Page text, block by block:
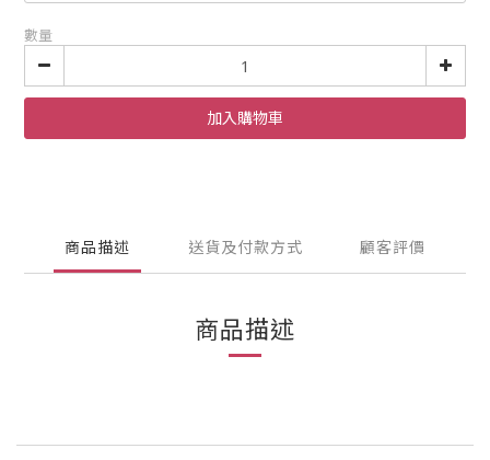
數量
加入購物車
商品描述 送貨及付款方式 顧客評價
商品描述